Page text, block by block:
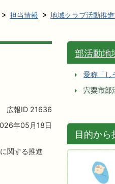
担当情報 地域クラブ活動推
広報ID 21636
年05月18日
関する推進
部活動地
愛称「し
宍粟市部
目的から